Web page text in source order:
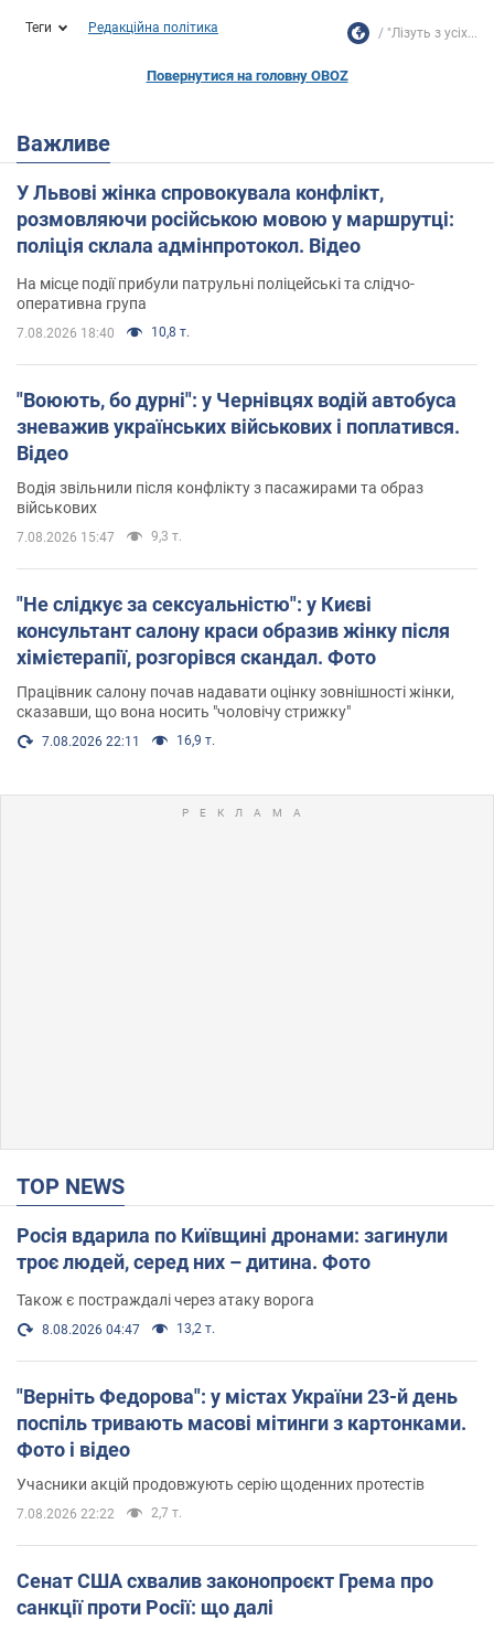
Теги Редакційна політика "Лізуть з усіх...
Повернутися на головну OBOZ
Важливе
У Львові жінка спровокувала конфлікт,
розмовляючи російською мовою у маршрутці:
поліція склала адмінпротокол. Відео
На місце події прибули патрульні поліцейські та слідчо-
оперативна група
7.08.2026 18:40 10,8 т.
"Воюють, бо дурні": у Чернівцях водій автобуса
зневажив українських військових і поплатився.
Відео
Водія звільнили після конфлікту з пасажирами та образ
військових
7.08.2026 15:47 9,3 т.
"Не слідкує за сексуальністю": у Києві
консультант салону краси образив жінку після
хімієтерапії, розгорівся скандал. Фото
Працівник салону почав надавати оцінку зовнішності жінки,
сказавши, що вона носить "чоловічу стрижку"
7.08.2026 22:11 16,9 т.
TOP NEWS
Росія вдарила по Київщині дронами: загинули
троє людей, серед них – дитина. Фото
Також є постраждалі через атаку ворога
8.08.2026 04:47 13,2 т.
"Верніть Федорова": у містах України 23-й день
поспіль тривають масові мітинги з картонками.
Фото і відео
Учасники акцій продовжують серію щоденних протестів
7.08.2026 22:22 2,7 т.
Сенат США схвалив законопроєкт Грема про
санкції проти Росії: що далі